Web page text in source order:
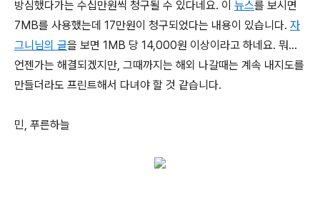
방심했다가는 수십만원씩 청구될 수 있다네요. 이 뉴스를 보시면
7MB를 사용했는데 17만원이 청구되었다는 내용이 있습니다. 자
그니님의 글을 보면 1MB 당 14,000원 이상이라고 하네요. 뭐...
언젠가는 해결되겠지만, 그때까지는 해외 나갈때는 계속 내지도를
만들더라도 프린트해서 다녀야 할 것 같습니다.
민, 푸른하늘